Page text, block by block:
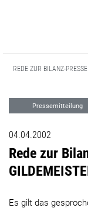
REDE ZUR BILANZ-
Pressemitteilung
04.04.2002
Rede zur
Es gilt das